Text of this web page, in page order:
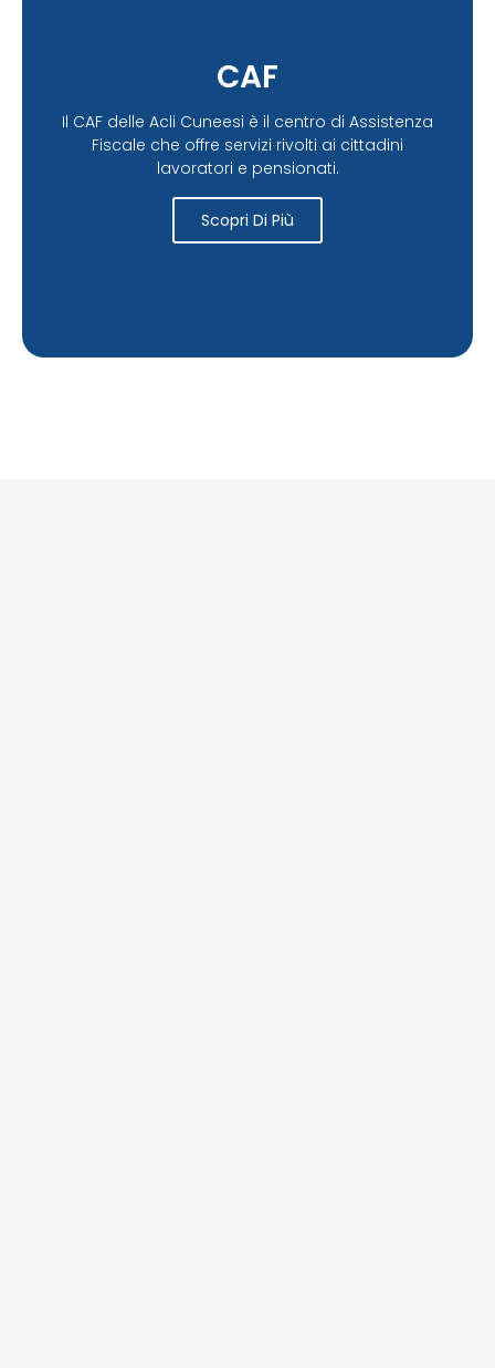
CAF
Il CAF delle Acli Cuneesi è il centro di Assistenza
Fiscale che offre servizi rivolti ai cittadini
lavoratori e pensionati.
Scopri Di Più